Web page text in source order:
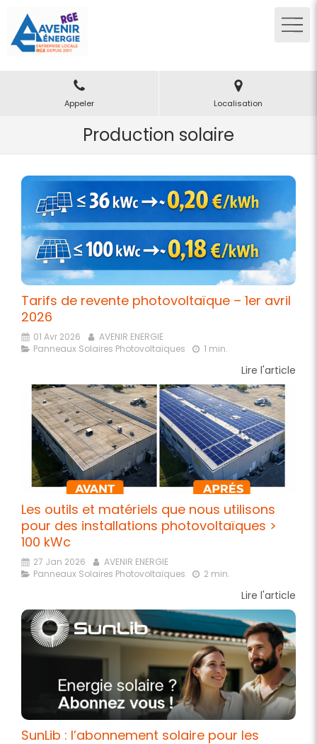
Appeler Localisation
Production solaire
Tarifs de revente photovoltaïque – 1er avril
2026
01 Avr 2026
AVENIR ENERGIE
Panneaux Solaires Photovoltaïques
1 min.
Lire l'article
Les outils et matériels que nous utilisons
pour des installations photovoltaïques >
100 kWc
27 Jan 2026
AVENIR ENERGIE
Panneaux Solaires Photovoltaïques
2 min.
Lire l'article
SunLib : l’abonnement solaire pour les